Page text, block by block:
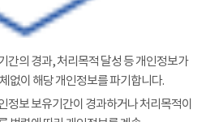
간의 경과, 처리목적 달성 등 개인정보가
없이 해당 개인정보를 파기합니다.
정보 보유기간이 경과하거나 처리목적이